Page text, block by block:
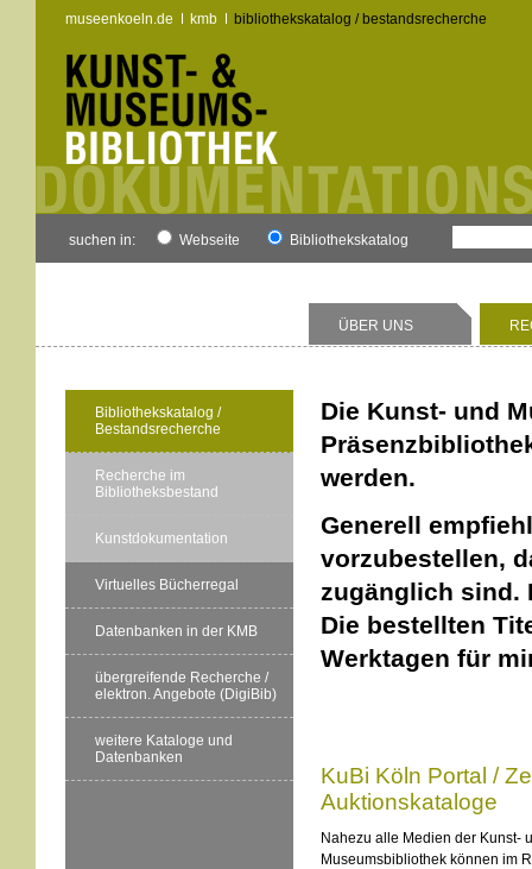
museenkoeln.de kmb bibliothekskatalog / bestandsrecherche
suchen in: Webseite Bibliothekskatalog
ÜBER UNS
Bibliothekskatalog /
Bestandsrecherche
Recherche im
Bibliotheksbestand
Kunstdokumentation
Virtuelles Bücherregal
Datenbanken in der KMB
übergreifende Recherche /
elektron. Angebote (DigiBib)
weitere Kataloge und
Datenbanken
Die Kunst- und
werden.
Generell
vorzubestellen,
zugänglich sind.
Die bestellten
Werktagen für
KuBi Köln Portal /
Auktionskataloge
Nahezu alle Medien der Kunst-
Museumsbibliothek können im